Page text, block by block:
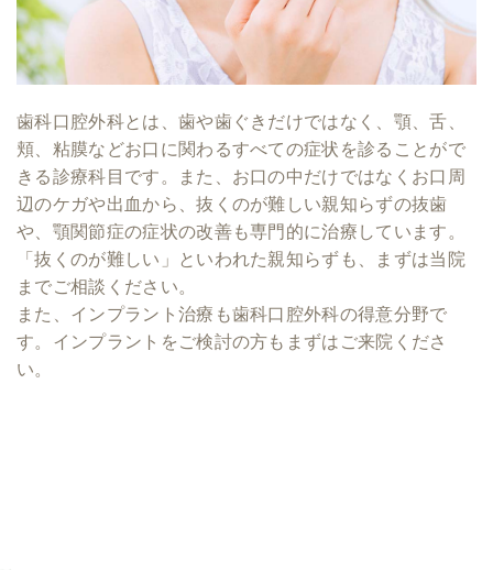
歯科口腔外科とは、歯や歯ぐきだけではなく、顎、舌、
頬、粘膜などお口に関わるすべての症状を診ることがで
きる診療科目です。また、お口の中だけではなくお口周
辺のケガや出血から、抜くのが難しい親知らずの抜歯
や、顎関節症の症状の改善も専門的に治療しています。
「抜くのが難しい」といわれた親知らずも、まずは当院
までご相談ください。
また、インプラント治療も歯科口腔外科の得意分野で
す。インプラントをご検討の方もまずはご来院くださ
い。